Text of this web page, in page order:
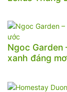
Ngoc Garden
xanh đáng